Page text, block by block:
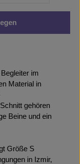
im
Material in
gehören
Beine und ein
Größe S
in Izmir,